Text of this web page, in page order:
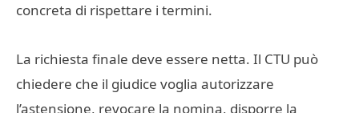
concreta di rispettare i termini.
La richiesta finale deve essere netta. Il CTU può
chiedere che il giudice voglia autorizzare
l’astensione, revocare la nomina, disporre la